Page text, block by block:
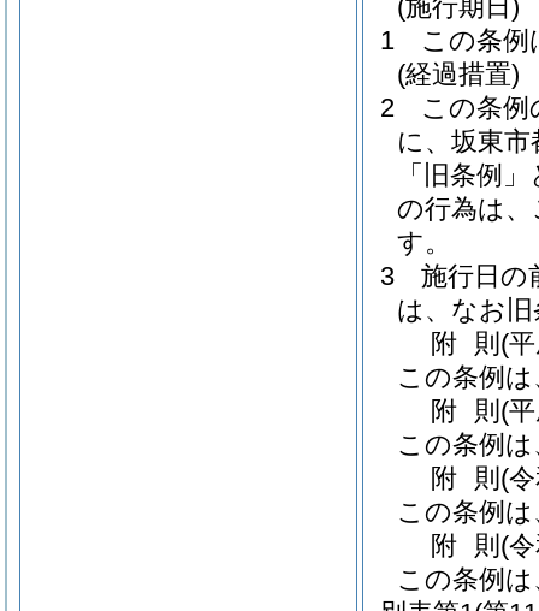
(施行期日)
1
この条例
(経過措置)
2
この条例
に、坂東
「旧条例
の行為は
す。
3
施行日の
は、なお
附 則 (
この条例
附 則 (
この条例
附 則 (
この条例
附 則 (
この条例